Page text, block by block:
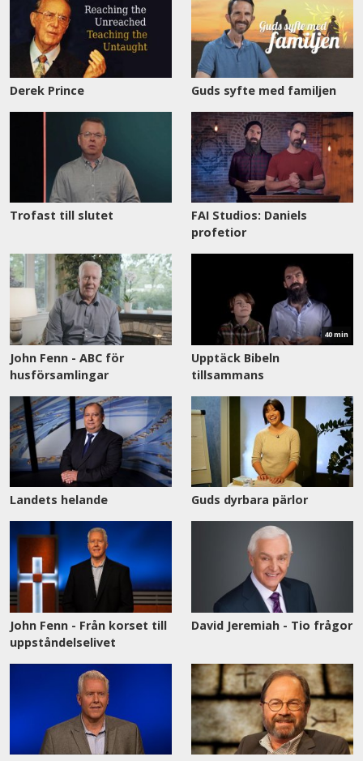
Derek Prince Guds syfte med familjen
Trofast till slutet
FAI Studios: Daniels
profetior
John Fenn - ABC för
husförsamlingar
40 min
Upptäck Bibeln
tillsammans
Landets helande Guds dyrbara pärlor
John Fenn - Från korset till
uppståndelselivet
David Jeremiah - Tio frågor